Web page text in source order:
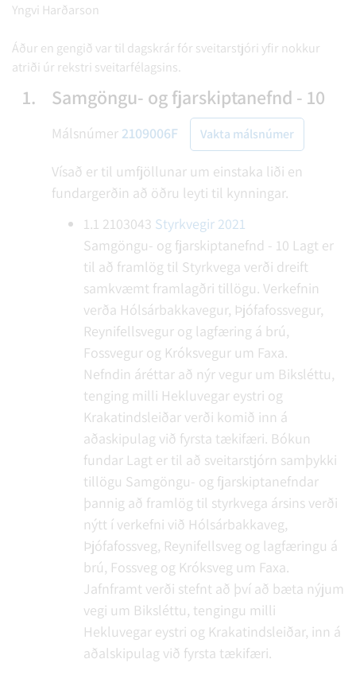
Yngvi Harðarson
Áður en gengið var til dagskrár fór sveitarstjóri yfir nokkur
atriði úr rekstri sveitarfélagsins.
1. Samgöngu- og fjarskiptanefnd - 10
Málsnúmer 2109006F Vakta málsnúmer
Vísað er til umfjöllunar um einstaka liði en
fundargerðin að öðru leyti til kynningar.
1.1 2103043 Styrkvegir 2021
Samgöngu- og fjarskiptanefnd - 10 Lagt er
til að framlög til Styrkvega verði dreift
samkvæmt framlagðri tillögu. Verkefnin
verða Hólsárbakkavegur, Þjófafossvegur,
Reynifellsvegur og lagfæring á brú,
Fossvegur og Króksvegur um Faxa.
Nefndin áréttar að nýr vegur um Biksléttu,
tenging milli Hekluvegar eystri og
Krakatindsleiðar verði komið inn á
aðaskipulag við fyrsta tækifæri. Bókun
fundar Lagt er til að sveitarstjórn samþykki
tillögu Samgöngu- og fjarskiptanefndar
þannig að framlög til styrkvega ársins verði
nýtt í verkefni við Hólsárbakkaveg,
Þjófafossveg, Reynifellsveg og lagfæringu á
brú, Fossveg og Króksveg um Faxa.
Jafnframt verði stefnt að því að bæta nýjum
vegi um Biksléttu, tengingu milli
Hekluvegar eystri og Krakatindsleiðar, inn á
aðalskipulag við fyrsta tækifæri.